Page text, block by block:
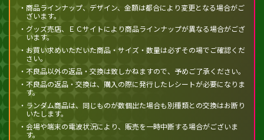
・商品ラインナップ、デザイン、金額は都合により変更となる場合がご
ざいます。
・グッズ売店、ＥＣサイトにより商品ラインナップが異なる場合がござ
います。
・お買い求めいただいた商品・サイズ・数量は必ずその場でご確認くだ
さい。
・不良品以外の返品・交換は致しかねますので、予めご了承ください。
・不良品の返品・交換は、購入の際に発行したレシートが必要になりま
す。
・ランダム商品は、同じものが数個出た場合も別種類との交換はお断り
いたします。
・会場や端末の電波状況により、販売を一時中断する場合がございま
す。